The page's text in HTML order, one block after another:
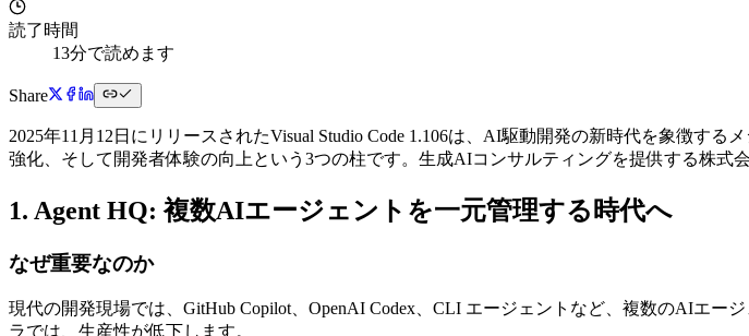
読了時間
13分で読めます
Share
2025年11月12日にリリースされたVisual Studio Code 1.106は、AI駆動開発の新時代を象徴す
強化、そして開発者体験の向上という3つの柱です。生成AIコンサルティングを提供する株式
1. Agent HQ: 複数AIエージェントを一元管理する時代へ
なぜ重要なのか
現代の開発現場では、GitHub Copilot、OpenAI Codex、CLI エージェントなど、複数のAIエ
ラでは、生産性が低下します。